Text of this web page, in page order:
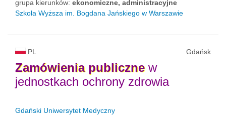
grupa kierunków: ekonomiczne, administracyjne
Szkoła Wyższa im. Bogdana Jańskiego w Warszawie
PL Gdańsk
Zamówienia publicznew
jednostkach ochrony zdrowia
Gdański Uniwersytet Medyczny